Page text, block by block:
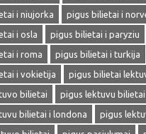
i niujorka
pigus bilietai i
i osla
pigus bilietai i paryziu
i roma
pigus bilietai i turkija
i vokietija
pigus bilietai
bilietai
pigus lektuvu bilietai
bilietai i londona
pigus